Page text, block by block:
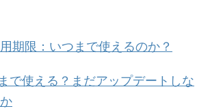
期限：いつまで使えるのか？
で使える？まだアップデートしな